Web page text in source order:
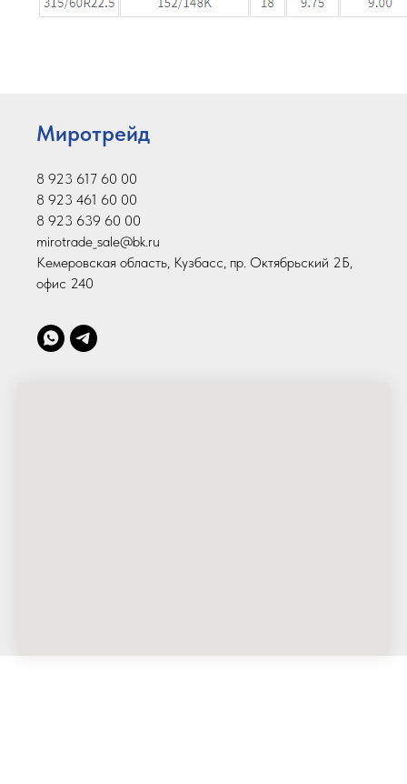
Миротрейд
8 923 617 60 00
8 923 461 60 00
8 923 639 60 00
mirotrade_sale@bk.ru
Кемеровская область, Кузбасс, пр. Октябрьский 2Б,
офис 240